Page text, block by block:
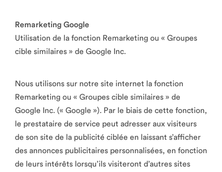
Remarketing Google
Utilisation de la fonction Remarketing ou « Groupes
cible similaires » de Google Inc.
Nous utilisons sur notre site internet la fonction
Remarketing ou « Groupes cible similaires » de
Google Inc. (« Google »). Par le biais de cette fonction,
le prestataire de service peut adresser aux visiteurs
de son site de la publicité ciblée en laissant s’afficher
des annonces publicitaires personnalisées, en fonction
de leurs intérêts lorsqu’ils visiteront d’autres sites